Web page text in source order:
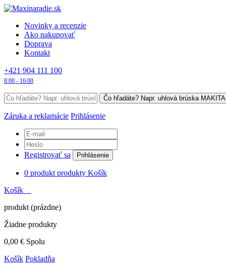
Novinky a recenzie
Ako nakupovať
Doprava
Kontakt
+421 904 111 100
8:00 - 16:00
Záruka a reklamácie Prihlásenie
Registrovať sa Prihlásenie
0 produkt produkty Košík
Košík
produkt (prázdne)
Žiadne produkty
0,00 € Spolu
Košík Pokladňa